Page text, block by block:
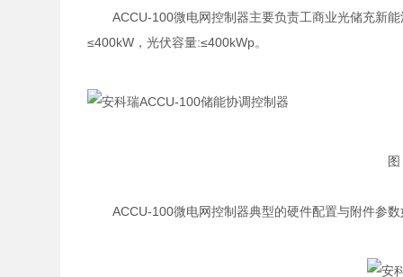
ACCU-100微电网控制器主要负责工商业光储充新
≤400kW，光伏容量:≤400kWp。
ACCU-100微电网控制器典型的硬件配置与附件参